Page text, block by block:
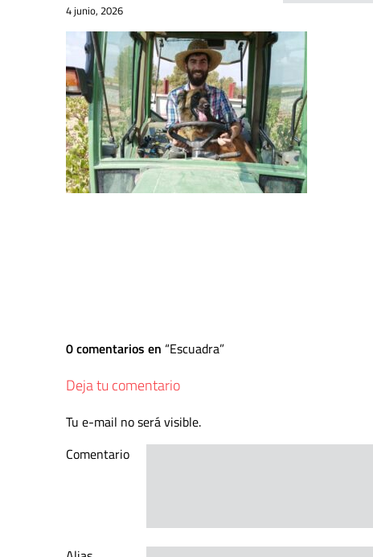
4 junio, 2026
0 comentarios en Escuadra
Deja tu comentario
Tu e-mail no será visible.
Comentario